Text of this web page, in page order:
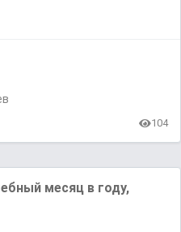
104
месяц в году,